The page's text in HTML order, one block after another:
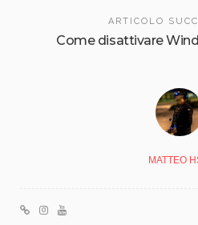
ARTICOLO
Come disattivare
MATTEO